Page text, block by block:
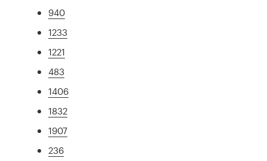
940
1233
1221
483
1406
1832
1907
236